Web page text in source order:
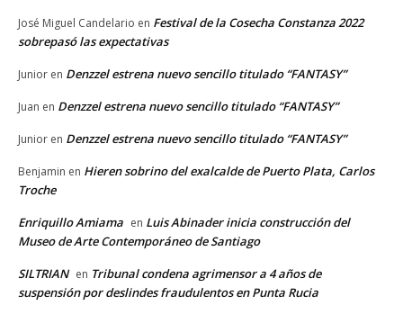
José Miguel Candelario en Festival de la Cosecha Constanza 2022
sobrepasó las expectativas
Junior en Denzzel estrena nuevo sencillo titulado “FANTASY”
Juan en Denzzel estrena nuevo sencillo titulado “FANTASY”
Junior en Denzzel estrena nuevo sencillo titulado “FANTASY”
Benjamin en Hieren sobrino del exalcalde de Puerto Plata, Carlos
Troche
Enriquillo Amiama en Luis Abinader inicia construcción del
Museo de Arte Contemporáneo de Santiago
SILTRIAN en Tribunal condena agrimensor a 4 años de
suspensión por deslindes fraudulentos en Punta Rucia